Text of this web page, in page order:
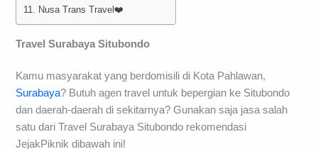
11. Nusa Trans Travel❤️
Travel Surabaya Situbondo
Kamu masyarakat yang berdomisili di Kota Pahlawan,
Surabaya? Butuh agen travel untuk bepergian ke Situbondo
dan daerah-daerah di sekitarnya? Gunakan saja jasa salah
satu dari Travel Surabaya Situbondo rekomendasi
JejakPiknik dibawah ini!